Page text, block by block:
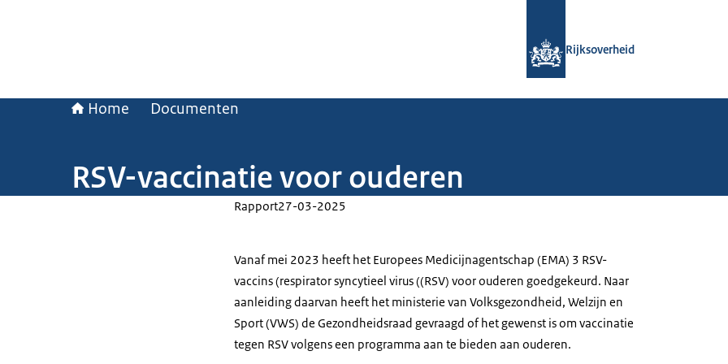
Rijksoverheid
Home Documenten
RSV-vaccinatie voor ouderen
Rapport27-03-2025
Vanaf mei 2023 heeft het Europees Medicijnagentschap (EMA) 3 RSV-
vaccins (respirator syncytieel virus ((RSV) voor ouderen goedgekeurd. Naar
aanleiding daarvan heeft het ministerie van Volksgezondheid, Welzijn en
Sport (VWS) de Gezondheidsraad gevraagd of het gewenst is om vaccinatie
tegen RSV volgens een programma aan te bieden aan ouderen.